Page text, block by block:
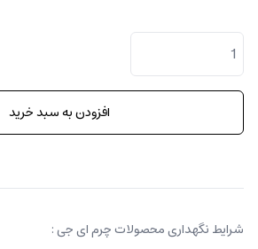
کیف
پول
تویین
عدد
افزودن به سبد خرید
شرایط نگهداری محصولات چرم ای جی :